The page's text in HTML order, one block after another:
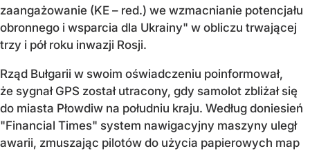
zaangażowanie (KE – red.) we wzmacnianie potencjału
obronnego i wsparcia dla Ukrainy" w obliczu trwającej
trzy i pół roku inwazji Rosji.
Rząd Bułgarii w swoim oświadczeniu poinformował,
że sygnał GPS został utracony, gdy samolot zbliżał się
do miasta Płowdiw na południu kraju. Według doniesień
"Financial Times" system nawigacyjny maszyny uległ
awarii, zmuszając pilotów do użycia papierowych map